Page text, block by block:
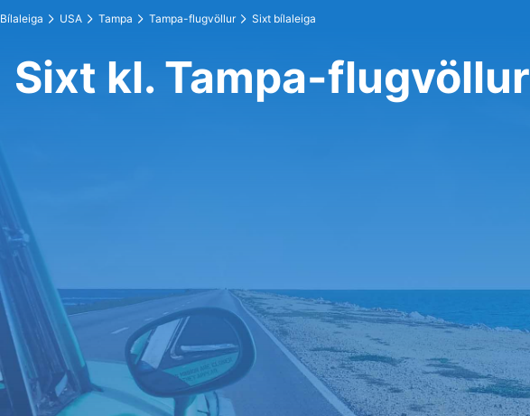
Bílaleiga USA Tampa Tampa-flugvöllur Sixt bílaleiga
Sixt kl. Tampa-flugvöllur